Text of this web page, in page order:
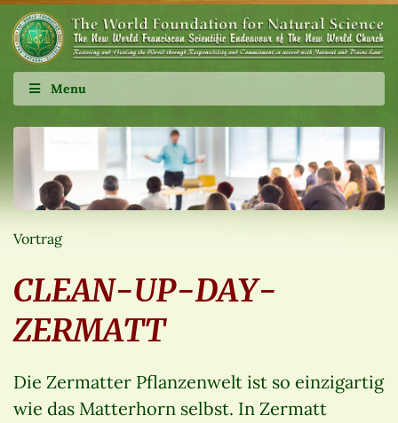
Menu
Vortrag
CLEAN-UP-DAY-
ZERMATT
Die Zermatter Pflanzenwelt ist so einzigartig
wie das Matterhorn selbst. In Zermatt